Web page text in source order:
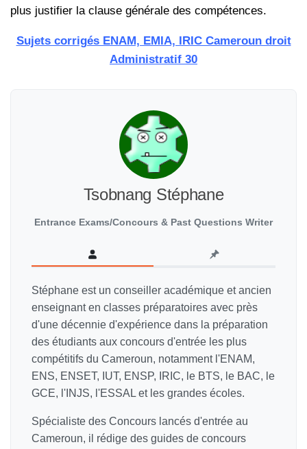
plus justifier la clause générale des compétences.
Sujets corrigés ENAM, EMIA, IRIC Cameroun droit
Administratif 30
Tsobnang Stéphane
Entrance Exams/Concours & Past Questions Writer
Stéphane est un conseiller académique et ancien
enseignant en classes préparatoires avec près
d'une décennie d'expérience dans la préparation
des étudiants aux concours d'entrée les plus
compétitifs du Cameroun, notamment l'ENAM,
ENS, ENSET, IUT, ENSP, IRIC, le BTS, le BAC, le
GCE, l'INJS, l'ESSAL et les grandes écoles.
Spécialiste des Concours lancés d'entrée au
Cameroun, il rédige des guides de concours